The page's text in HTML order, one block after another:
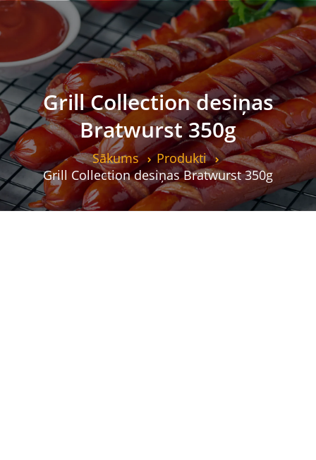
Grill Collection desiņas
Bratwurst 350g
Sākums
Produkti
Grill Collection desiņas Bratwurst 350g